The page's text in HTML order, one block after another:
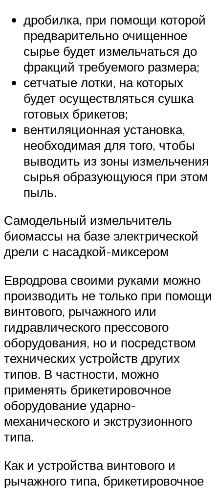
дробилка, при помощи которой
предварительно очищенное
сырье будет измельчаться до
фракций требуемого размера;
сетчатые лотки, на которых
будет осуществляться сушка
готовых брикетов;
вентиляционная установка,
необходимая для того, чтобы
выводить из зоны измельчения
сырья образующуюся при этом
пыль.
Самодельный измельчитель
биомассы на базе электрической
дрели с насадкой-миксером
Евродрова своими руками можно
производить не только при помощи
винтового, рычажного или
гидравлического прессового
оборудования, но и посредством
технических устройств других
типов. В частности, можно
применять брикетировочное
оборудование ударно-
механического и экструзионного
типа.
Как и устройства винтового и
рычажного типа, брикетировочное